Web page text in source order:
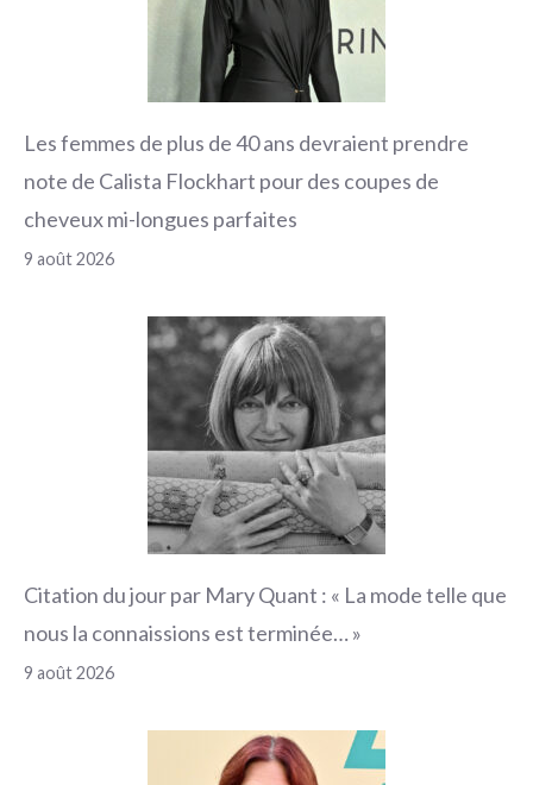
Les femmes de plus de 40 ans devraient prendre
note de Calista Flockhart pour des coupes de
cheveux mi-longues parfaites
9 août 2026
Citation du jour par Mary Quant : « La mode telle que
nous la connaissions est terminée… »
9 août 2026